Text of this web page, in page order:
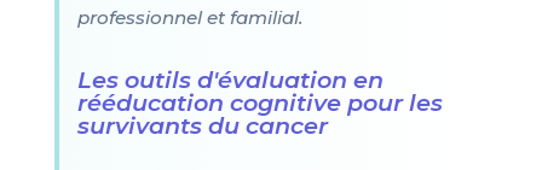
professionnel et familial.
Les outils d'évaluation en
rééducation cognitive pour les
survivants du cancer